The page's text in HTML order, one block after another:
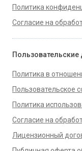
Политика
Согласие на
Политика в
Пользовательское
Политика
Согласие на
Лицензионный